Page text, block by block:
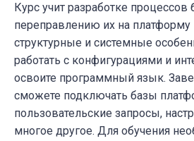
Курс учит разработке процессов
переправлению их на платформу
структурные и системные
работать с конфигурациями и
освоите программный язык.
сможете подключать базы
пользовательские запросы,
многое другое. Для обучения